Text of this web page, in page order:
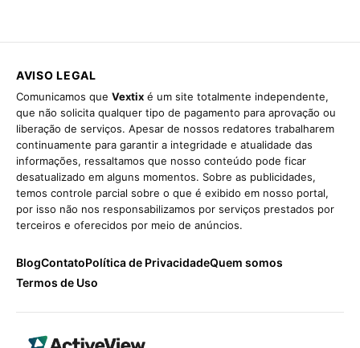
AVISO LEGAL
Comunicamos que Vextix é um site totalmente independente,
que não solicita qualquer tipo de pagamento para aprovação ou
liberação de serviços. Apesar de nossos redatores trabalharem
continuamente para garantir a integridade e atualidade das
informações, ressaltamos que nosso conteúdo pode ficar
desatualizado em alguns momentos. Sobre as publicidades,
temos controle parcial sobre o que é exibido em nosso portal,
por isso não nos responsabilizamos por serviços prestados por
terceiros e oferecidos por meio de anúncios.
BlogContatoPolítica de PrivacidadeQuem somos
Termos de Uso